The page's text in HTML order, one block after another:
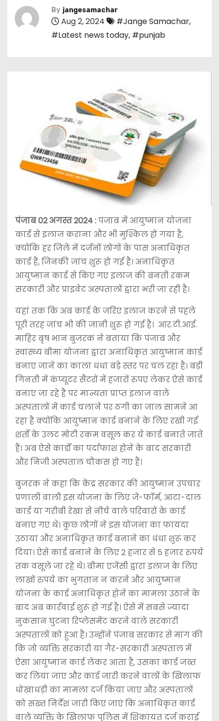
By jangesamachar
Aug 2, 2024 #Jange Samachar,
#Latest news today, #punjab
पंजाब 02 अगस्त 2024 :पंजाब में आयुष्मान योजना
कार्ड से इलाज कराना और भी मुश्किल हो गया है,
क्योंकि हर जिले में दर्जनों लोगों के पास अनाधिकृत
कार्ड हैं, जिनकी जांच शुरू हो गई है। अनाधिकृत
आयुष्मान कार्ड से किए गए इलाज की बनती रकम
सरकारी और प्राइवेट अस्पतालों द्वारा भरी जा रही है।
यहां तक कि अब कार्ड के जरिए इलाज करने से पहले
पूरी तरह जांच भी की जानी शुरू हो गई है। आर.टी.आई.
माहिर बृष भान बुजरक ने बताया कि पंजाब और
स्वास्थ्य बीमा योजना द्वारा अनाधिकृत आयुष्मान कार्ड
बनाए जाने का काला धंधा बड़े स्तर पर चल रहा है। बड़ी
गिनती में कंप्यूटर सैंटरों में हजारों रुपए लेकर ऐसे कार्ड
बनाए जा रहे हैं पर मान्यता प्राप्त इलाज वाले
अस्पतालों में कार्ड चलाने पर ठगी का जाल सामने आ
रहा है क्योंकि आयुष्मान कार्ड बनाने के लिए रखी गई
शर्तों के उलट मोटी रकम वसूल कर ये कार्ड बनाते जाते
हैं। अब ऐसे कार्डों का पर्दाफाश होने के बाद सरकारी
और निजी अस्पताल चौकस हो गए हैं।
बुजरक ने कहा कि केंद्र सरकार की आयुष्मान उपचार
प्रणाली वाली इस योजना के लिए जे-फॉर्म, आटा-दाल
कार्ड या गरीबी रेखा से नीचे वाले परिवारों के कार्ड
बनाए गए थे। कुछ लोगों ने इस योजना का फायदा
उठाया और अनाधिकृत कार्ड बनाने का धंधा शुरू कर
दिया। ऐसे कार्ड बनाने के लिए 2 हजार से 5 हजार रुपये
तक वसूले जा रहे थे। बीमा एजेंसी द्वारा इलाज के लिए
लाखों रुपये का भुगतान न करने और आयुष्मान
योजना के कार्ड अनाधिकृत होने का मामला उठाने के
बाद अब कार्रवाई शुरू हो गई है। ऐसे में सबसे ज्यादा
नुकसान घुटना रिप्लेसमेंट करने वाले सरकारी
अस्पतालों को हुआ है। उन्होंने पंजाब सरकार से मांग की
कि जो व्यक्ति सरकारी या गैर-सरकारी अस्पताल में
ऐसा आयुष्मान कार्ड लेकर आता है, उसका कार्ड जब्त
कर लिया जाए और कार्ड जारी करने वालों के खिलाफ
धोखाधड़ी का मामला दर्ज किया जाए और अस्पतालों
को सख्त निर्देश जारी किए जाएं कि अनाधिकृत कार्ड
वाले व्यक्ति के खिलाफ पुलिस में शिकायत दर्ज कराई